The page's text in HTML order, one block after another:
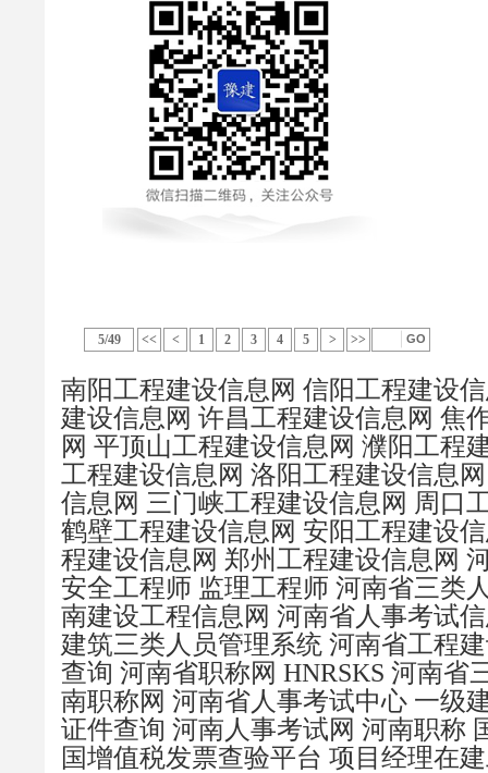
5/49 << < 1 2 3 4 5 > >>
南阳工程建设信息网 信阳工程建设
建设信息网 许昌工程建设信息网 焦
网 平顶山工程建设信息网 濮阳工程
工程建设信息网 洛阳工程建设信息网
信息网 三门峡工程建设信息网 周口
鹤壁工程建设信息网 安阳工程建设
程建设信息网 郑州工程建设信息网
安全工程师 监理工程师 河南省三类
南建设工程信息网 河南省人事考试
建筑三类人员管理系统 河南省工程
查询 河南省职称网 HNRSKS 河南省
南职称网 河南省人事考试中心 一级
证件查询 河南人事考试网 河南职称
国增值税发票查验平台 项目经理在